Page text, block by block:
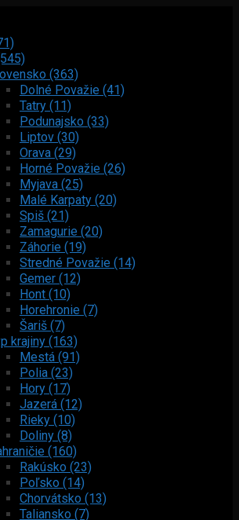
(363)
Dolné Považie (41)
Tatry (11)
Podunajsko (33)
Liptov (30)
Orava (29)
Horné Považie (26)
Myjava (25)
Malé Karpaty (20)
Spiš (21)
Zamagurie (20)
Záhorie (19)
Stredné Považie (14)
Gemer (12)
Hont (10)
Horehronie (7)
Šariš (7)
krajiny (163)
Mestá (91)
Polia (23)
Hory (17)
Jazerá (12)
Rieky (10)
Doliny (8)
(160)
Rakúsko (23)
Poľsko (14)
Chorvátsko (13)
Taliansko (7)